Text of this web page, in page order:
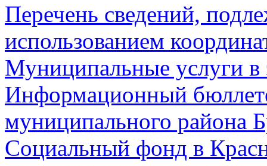
Перечень сведений,
использованием
Муниципальные услуги в
Информационный
муниципального района
Социальный фонд в